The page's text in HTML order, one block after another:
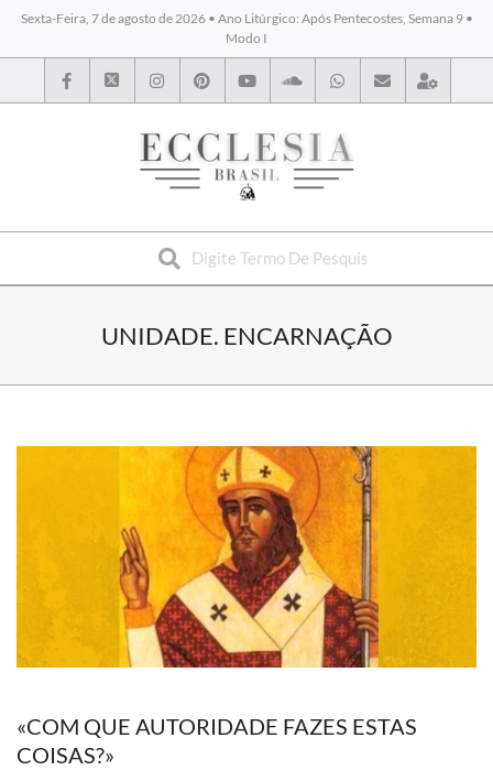
Sexta-Feira, 7 de agosto de 2026 • Ano Litúrgico: Após Pentecostes, Semana 9 •
Modo I
BYBLOS
UNIDADE. ENCARNAÇÃO
«COM QUE AUTORIDADE FAZES ESTAS
COISAS?»